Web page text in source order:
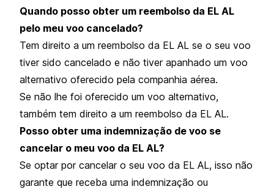
Quando posso obter um reembolso da EL AL
pelo meu voo cancelado?
Tem direito a um reembolso da EL AL se o seu voo
tiver sido cancelado e não tiver apanhado um voo
alternativo oferecido pela companhia aérea.
Se não lhe foi oferecido um voo alternativo,
também tem direito a um reembolso da EL AL.
Posso obter uma indemnização de voo se
cancelar o meu voo da EL AL?
Se optar por cancelar o seu voo da EL AL, isso não
garante que receba uma indemnização ou